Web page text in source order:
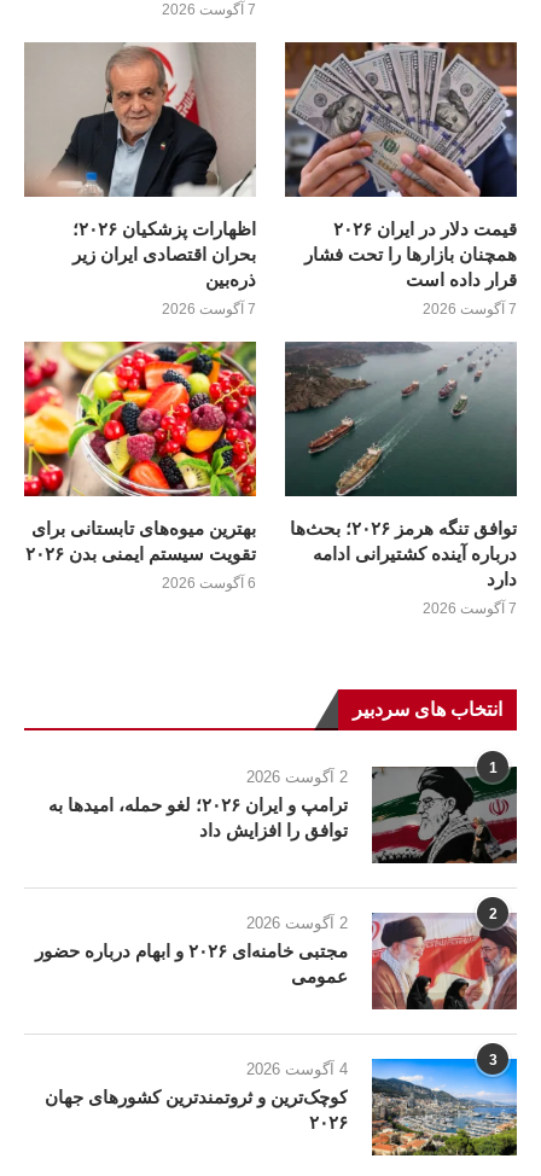
7 آگوست 2026
قیمت دلار در ایران ۲۰۲۶
همچنان بازارها را تحت فشار
قرار داده است
7 آگوست 2026
اظهارات پزشکیان ۲۰۲۶؛
بحران اقتصادی ایران زیر
ذره‌بین
7 آگوست 2026
توافق تنگه هرمز ۲۰۲۶؛ بحث‌ها
درباره آینده کشتیرانی ادامه
دارد
7 آگوست 2026
بهترین میوه‌های تابستانی برای
تقویت سیستم ایمنی بدن ۲۰۲۶
6 آگوست 2026
انتخاب های سردبیر
1 2 آگوست 2026
ترامپ و ایران ۲۰۲۶؛ لغو حمله، امیدها به
توافق را افزایش داد
2 2 آگوست 2026
مجتبی خامنه‌ای ۲۰۲۶ و ابهام درباره حضور
عمومی
3 4 آگوست 2026
کوچک‌ترین و ثروتمندترین کشورهای جهان
۲۰۲۶